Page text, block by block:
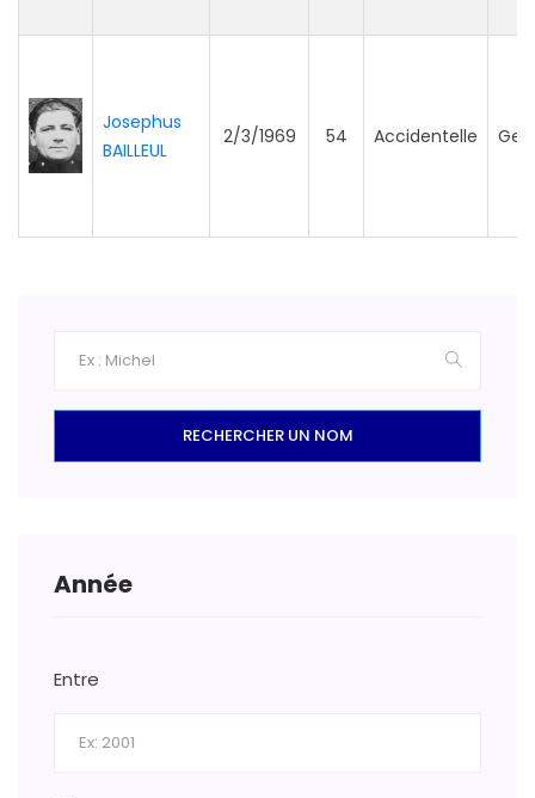
Josephus
BAILLEUL
2/3/1969 54 Accidentelle
RECHERCHER UN NOM
Année
Entre